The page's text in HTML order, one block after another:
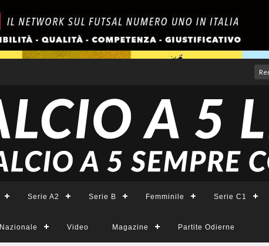
Serie A2 Serie B Femminile Serie C1
Nazionale Video Magazine Partite Odierne